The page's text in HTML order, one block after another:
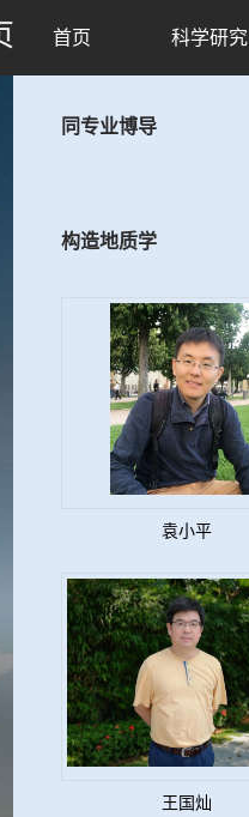
首页 科学研究
同专业博导
构造地质学
袁小平
王国灿